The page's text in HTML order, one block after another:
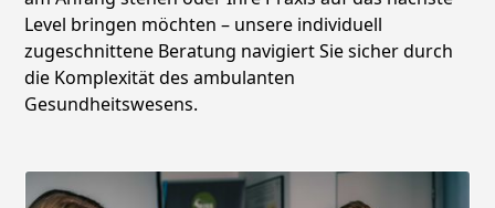
Level bringen möchten – unsere individuell
zugeschnittene Beratung navigiert Sie sicher durch
die Komplexität des ambulanten
Gesundheitswesens.